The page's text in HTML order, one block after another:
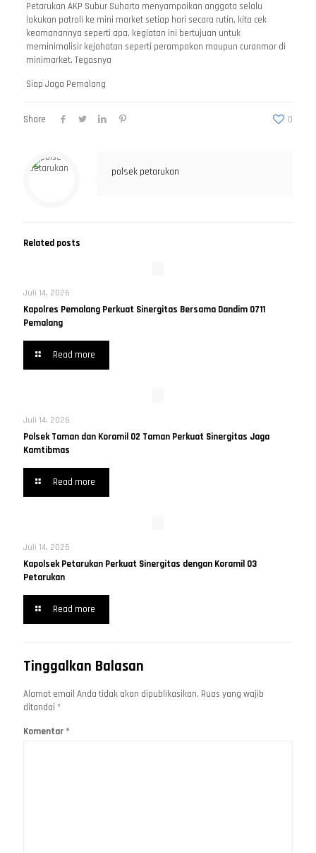
Petarukan AKP Subur Suharto menyampaikan anggota selalu
lakukan patroli ke mini market setiap hari secara rutin, kita cek
keamanannya seperti apa, kegiatan ini bertujuan untuk
meminimalisir kejahatan seperti perampokan maupun curanmor di
minimarket. Tegasnya
Siap Jaga Pemalang
Share 0
polsek petarukan
Related posts
Juli 14, 2026
Kapolres Pemalang Perkuat Sinergitas Bersama Dandim 0711
Pemalang
Read more
Juli 14, 2026
Polsek Taman dan Koramil 02 Taman Perkuat Sinergitas Jaga
Kamtibmas
Read more
Juli 14, 2026
Kapolsek Petarukan Perkuat Sinergitas dengan Koramil 03
Petarukan
Read more
Tinggalkan Balasan
Alamat email Anda tidak akan dipublikasikan. Ruas yang wajib
ditandai *
Komentar *